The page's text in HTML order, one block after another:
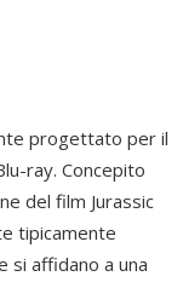
progettato per il
ray. Concepito
del film Jurassic
tipicamente
si affidano a una